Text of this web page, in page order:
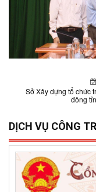
Sở Xây dựng tổ chức
đông
DỊCH VỤ CÔNG